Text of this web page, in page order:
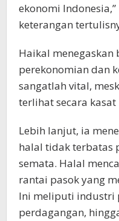
ekonomi
keterangan
Haikal
perekonomian dan
sangatlah vital,
terlihat secara kasat
Lebih lanjut, ia
halal tidak terbatas
semata. Halal
rantai pasok yang
Ini meliputi industri
perdagangan,